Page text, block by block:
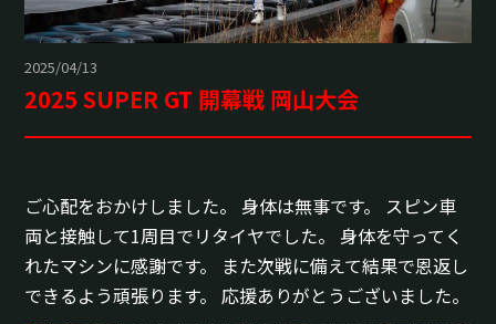
2025/04/13
2025 SUPER GT 開幕戦 岡山大会
ご心配をおかけしました。 身体は無事です。 スピン車
両と接触して1周目でリタイヤでした。 身体を守ってく
れたマシンに感謝です。 また次戦に備えて結果で恩返し
できるよう頑張ります。 応援ありがとうございました。